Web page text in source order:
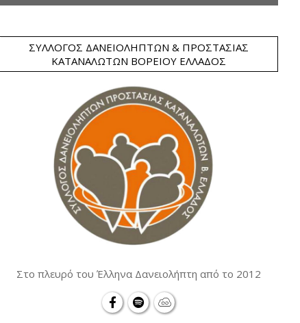
ΣΎΛΛΟΓΟΣ ΔΑΝΕΙΟΛΗΠΤΏΝ & ΠΡΟΣΤΑΣΊΑΣ
ΚΑΤΑΝΑΛΩΤΏΝ ΒΟΡΕΊΟΥ ΕΛΛΆΔΟΣ
Στο πλευρό του Έλληνα Δανειολήπτη από το 2012